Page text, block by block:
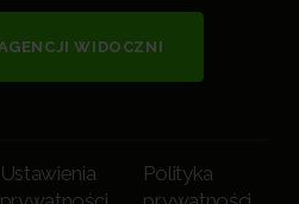
WIDOCZNI
Ustawienia
Polityka